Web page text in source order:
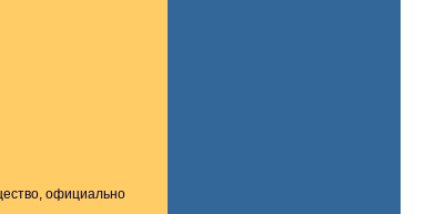
официально